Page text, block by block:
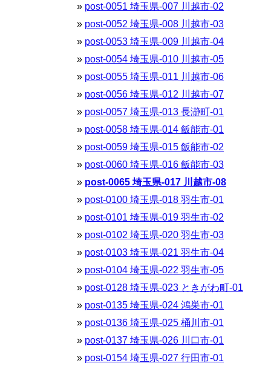
post-0051 埼玉県-007 川越市-02
post-0052 埼玉県-008 川越市-03
post-0053 埼玉県-009 川越市-04
post-0054 埼玉県-010 川越市-05
post-0055 埼玉県-011 川越市-06
post-0056 埼玉県-012 川越市-07
post-0057 埼玉県-013 長瀞町-01
post-0058 埼玉県-014 飯能市-01
post-0059 埼玉県-015 飯能市-02
post-0060 埼玉県-016 飯能市-03
post-0065 埼玉県-017 川越市-08
post-0100 埼玉県-018 羽生市-01
post-0101 埼玉県-019 羽生市-02
post-0102 埼玉県-020 羽生市-03
post-0103 埼玉県-021 羽生市-04
post-0104 埼玉県-022 羽生市-05
post-0128 埼玉県-023 ときがわ町-01
post-0135 埼玉県-024 鴻巣市-01
post-0136 埼玉県-025 桶川市-01
post-0137 埼玉県-026 川口市-01
post-0154 埼玉県-027 行田市-01